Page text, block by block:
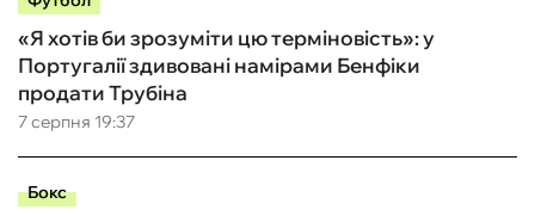
7 серпня 19:37
«Я хотів би зрозуміти цю терміновість»: у
Португалії здивовані намірами Бенфіки
продати Трубіна
Бокс